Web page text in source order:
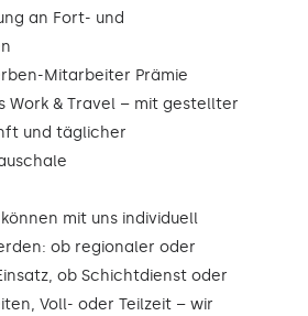
an Fort- und
Mitarbeiter Prämie
Work & Travel – mit gestellter
und täglicher
mit uns individuell
ob regionaler oder
ob Schichtdienst oder
Voll- oder Teilzeit – wir